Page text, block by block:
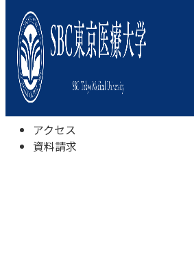
本学について
学びの特色
学部・学科
キャンパスライフ
入試情報
受験相談会
アクセス
資料請求